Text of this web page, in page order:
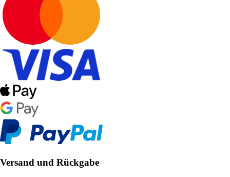
Versand und Rückgabe